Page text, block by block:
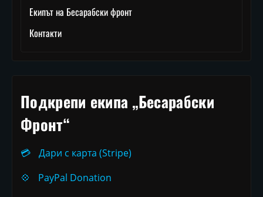
Екипът на Бесарабски фронт
Контакти
Подкрепи екипа „Бесарабски
Фронт“
💳
Дари с карта (Stripe)
💠
PayPal Donation